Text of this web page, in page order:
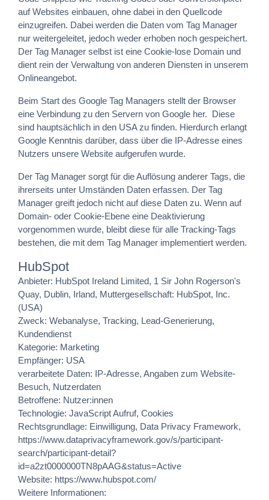
auf Websites einbauen, ohne dabei in den Quellcode
einzugreifen. Dabei werden die Daten vom Tag Manager
nur weitergeleitet, jedoch weder erhoben noch gespeichert.
Der Tag Manager selbst ist eine Cookie-lose Domain und
dient rein der Verwaltung von anderen Diensten in unserem
Onlineangebot.
Beim Start des Google Tag Managers stellt der Browser
eine Verbindung zu den Servern von Google her. Diese
sind hauptsächlich in den USA zu finden. Hierdurch erlangt
Google Kenntnis darüber, dass über die IP-Adresse eines
Nutzers unsere Website aufgerufen wurde.
Der Tag Manager sorgt für die Auflösung anderer Tags, die
ihrerseits unter Umständen Daten erfassen. Der Tag
Manager greift jedoch nicht auf diese Daten zu. Wenn auf
Domain- oder Cookie-Ebene eine Deaktivierung
vorgenommen wurde, bleibt diese für alle Tracking-Tags
bestehen, die mit dem Tag Manager implementiert werden.
HubSpot
Anbieter: HubSpot Ireland Limited, 1 Sir John Rogerson's
Quay, Dublin, Irland, Muttergesellschaft: HubSpot, Inc.
(USA)
Zweck: Webanalyse, Tracking, Lead-Generierung,
Kundendienst
Kategorie: Marketing
Empfänger: USA
verarbeitete Daten: IP-Adresse, Angaben zum Website-
Besuch, Nutzerdaten
Betroffene: Nutzer:innen
Technologie: JavaScript Aufruf, Cookies
Rechtsgrundlage: Einwilligung, Data Privacy Framework,
https://www.dataprivacyframework.gov/s/participant-
search/participant-detail?
id=a2zt0000000TN8pAAG&status=Active
Website: https://www.hubspot.com/
Weitere Informationen: